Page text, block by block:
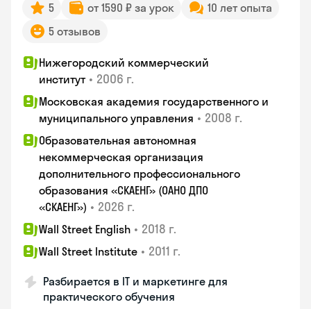
5 от 1590 ₽ за урок
10 лет опыта
5 отзывов
Нижегородский коммерческий
институт • 2006 г.
Московская академия государственного и
муниципального управления • 2008 г.
Образовательная автономная
некоммерческая организация
дополнительного профессионального
образования «СКАЕНГ» (ОАНО ДПО
«СКАЕНГ») • 2026 г.
Wall Street English • 2018 г.
Wall Street Institute • 2011 г.
Разбирается в IT и маркетинге для
практического обучения